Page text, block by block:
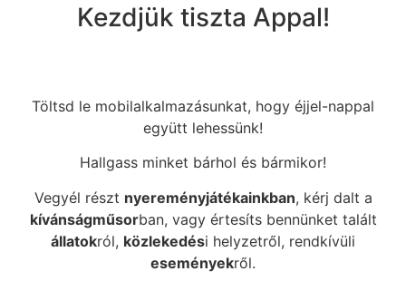
Kezdjük tiszta Appal!
Töltsd le mobilalkalmazásunkat, hogy éjjel-nappal
együtt lehessünk!
Hallgass minket bárhol és bármikor!
Vegyél részt nyereményjátékainkban, kérj dalt a
kívánságműsorban, vagy értesíts bennünket talált
állatokról, közlekedési helyzetről, rendkívüli
eseményekről.